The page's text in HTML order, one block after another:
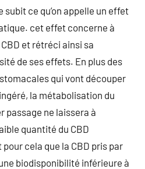
ce qu’on appelle un effet
cet effet concerne à
et rétréci ainsi sa
de ses effets. En plus des
qui vont découper
la métabolisation du
passage ne laissera à
quantité du CBD
cela que la CBD pris par
biodisponibilité inférieure à